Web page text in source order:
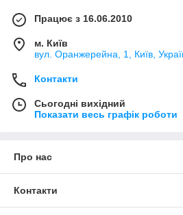
Працює з 16.06.2010
м. Київ
вул. Оранжерейна, 1, Київ,
Контакти
Сьогодні вихідний
Показати весь графік роботи
Про нас
Контакти